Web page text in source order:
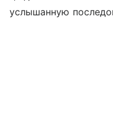
услышанную